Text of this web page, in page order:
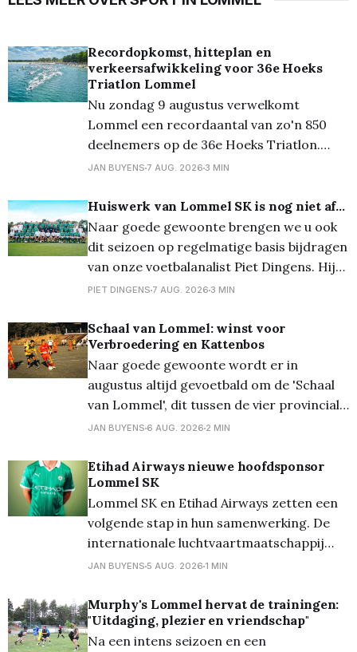
Recordopkomst, hitteplan en
verkeersafwikkeling voor 36e Hoeks
Triatlon Lommel
Nu zondag 9 augustus verwelkomt
Lommel een recordaantal van zo'n 850
deelnemers op de 36e Hoeks Triatlon.
Door de voorspelde tropische
maatregelen om de wedstrijden veilig te
laten verlopen. De kwart-, sprint- en
triotriatlon zijn volledig volzet en ook de
vernieuwde Just 4
JAN BUYENS 7 AUG. 2026 3 MIN
Huiswerk van Lommel SK is nog niet af...
Naar goede gewoonte brengen we u ook
dit seizoen op regelmatige basis bijdragen
van onze voetbalanalist Piet Dingens. Hij
fileerde voor ons de ploeg die het moet
League... Lee Johnson is een toffe pee.
Laat daar geen twijfel over bestaan. Maar
in HBvL bekijkt
PIET DINGENS 7 AUG. 2026 3 MIN
Schaal van Lommel: winst voor
Verbroedering en Kattenbos
Naar goede gewoonte wordt er in
augustus altijd gevoetbald om de 'Schaal
van Lommel', dit tussen de vier provinciale
Lommelse clubs. Vanavond stonden op het
op het programma. En daarbij kwam
Verbroedering uit tegen Grenstrappers
Kolonie, en werd het 1-1,
JAN BUYENS 6 AUG. 2026 2 MIN
Etihad Airways nieuwe hoofdsponsor
Lommel SK
Lommel SK en Etihad Airways zetten een
volgende stap in hun samenwerking. De
internationale luchtvaartmaatschappij
wordt vanaf het seizoen 2026/27 de
als Front of Shirt Partner prijken op het
wedstrijdshirt van de eerste ploeg. De
stap naar hoofdsponsor benadrukt het
JAN BUYENS 5 AUG. 2026 1 MIN
Murphy's Lommel hervat de trainingen:
"Uitdaging, plezier en vriendschap"
Na een intens seizoen en een